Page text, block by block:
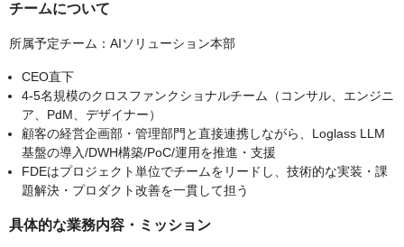
チームについて
所属予定チーム：AIソリューション本部
CEO直下
4-5名規模のクロスファンクショナルチーム（コンサル、エンジニ
ア、PdM、デザイナー）
顧客の経営企画部・管理部門と直接連携しながら、Loglass LLM
基盤の導入/DWH構築/PoC/運用を推進・支援
FDEはプロジェクト単位でチームをリードし、技術的な実装・課
題解決・プロダクト改善を一貫して担う
具体的な業務内容・ミッション